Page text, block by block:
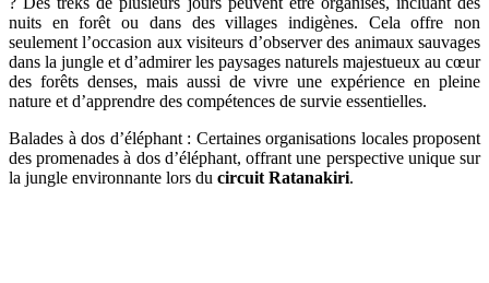
nuits en forêt ou dans des villages indigènes. Cela offre non
seulement l’occasion aux visiteurs d’observer des animaux sauvages
dans la jungle et d’admirer les paysages naturels majestueux au cœur
des forêts denses, mais aussi de vivre une expérience en pleine
nature et d’apprendre des compétences de survie essentielles.
Balades à dos d’éléphant : Certaines organisations locales proposent
des promenades à dos d’éléphant, offrant une perspective unique sur
la jungle environnante lors du circuit Ratanakiri.